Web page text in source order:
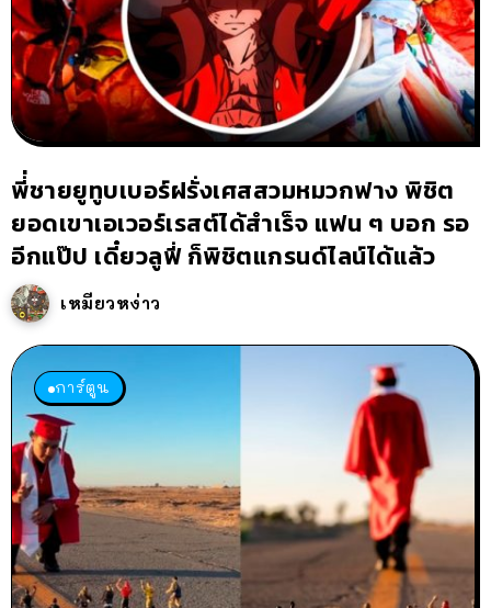
พี่่ชายยูทูบเบอร์ฝรั่งเศสสวมหมวกฟาง พิชิต
ยอดเขาเอเวอร์เรสต์ได้สำเร็จ แฟน ๆ บอก รอ
อีกแป๊ป เดี๋ยวลูฟี่ ก็พิชิตแกรนด์ไลน์ได้แล้ว
เหมียวหง่าว
การ์ตูน